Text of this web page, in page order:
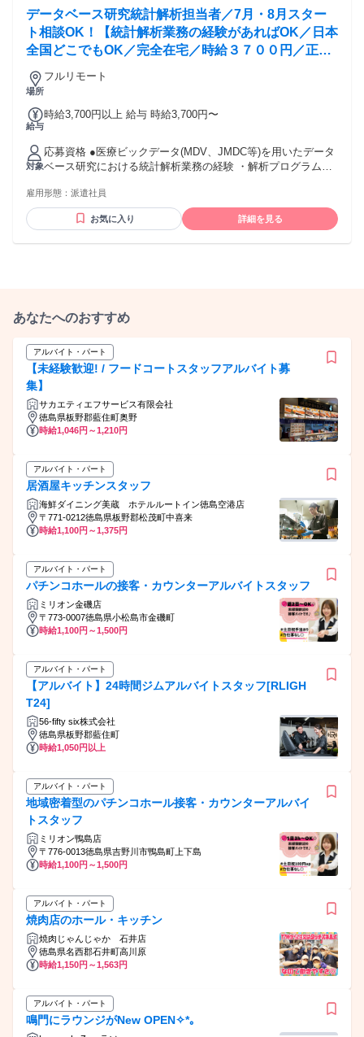
残業時間22ｈ） ※赴任住宅手当3万円込み（家賃6万円の物件
入居の場合） 勤務形態やエリアによって異なります。 詳細に
ついては【勤務地範囲と給与について】をご確認ください。
データベース研究統計解析担当者／7月・8月スター
ト相談OK！【統計解析業務の経験があればOK／日本
全国どこでもOK／完全在宅／時給３７００円／正社
員登用可能性あり】統計解析
場所
フルリモート
給与
時給3,700円以上 給与 時給3,700円〜
対象
応募資格 ●医療ビックデータ(MDV、JMDC等)を用いたデータ
ベース研究における統計解析業務の経験 ・解析プログラム作
雇用形態： 派遣社員
お気に入り 詳細を見る
あなたへのおすすめ
アルバイト・パート
【未経験歓迎! / フードコートスタッフアルバイト募
集】
サカエティエフサービス有限会社
徳島県板野郡藍住町奥野
時給1,046円～1,210円
アルバイト・パート
居酒屋キッチンスタッフ
海鮮ダイニング美蔵 ホテルルートイン徳島空港店
〒771-0212徳島県板野郡松茂町中喜来
時給1,100円～1,375円
アルバイト・パート
パチンコホールの接客・カウンターアルバイトスタッフ
ミリオン金磯店
〒773-0007徳島県小松島市金磯町
時給1,100円～1,500円
アルバイト・パート
【アルバイト】24時間ジムアルバイトスタッフ[RLIGH
T24]
56-fifty six株式会社
徳島県板野郡藍住町
時給1,050円以上
アルバイト・パート
地域密着型のパチンコホール接客・カウンターアルバイ
トスタッフ
ミリオン鴨島店
〒776-0013徳島県吉野川市鴨島町上下島
時給1,100円～1,500円
アルバイト・パート
焼肉店のホール・キッチン
焼肉じゃんじゃか 石井店
徳島県名西郡石井町高川原
時給1,150円～1,563円
アルバイト・パート
鳴門にラウンジがNew OPEN✧*｡